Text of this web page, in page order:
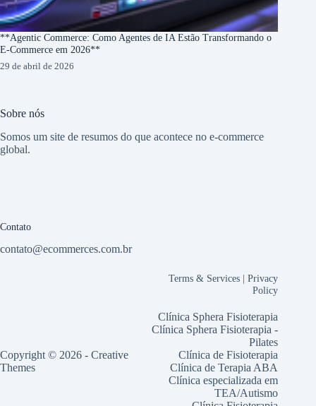
**Agentic Commerce: Como Agentes de IA Estão Transformando o
E-Commerce em 2026**
29 de abril de 2026
Sobre nós
Somos um site de resumos do que acontece no e-commerce
global.
Contato
contato@ecommerces.com.br
Copyright © 2026 - Creative
Themes
Terms & Services |Privacy
Policy
Clínica Sphera Fisioterapia
Clínica Sphera Fisioterapia -
Pilates
Clínica de Fisioterapia
Clínica de Terapia ABA
Clínica especializada em
TEA/Autismo